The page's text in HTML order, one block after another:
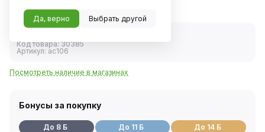
Код товара:30385
Артикул: ac106
Посмотреть наличие в магазинах
Бонусы за покупку
До 8 Б
До 11 Б
До 14 Б
Да, верно Выбрать другой